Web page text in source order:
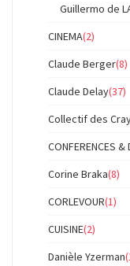
Guillermo de
CINEMA(2)
Claude Berger(8)
Claude Delay(37)
Collectif des
CONFERENCES &
Corine Braka(8)
CORLEVOUR(1)
CUISINE(2)
Danièle Yzerman